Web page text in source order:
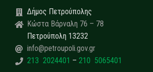
Δήμος Πετρούπολης
Κώστα Βάρναλη 76 – 78
Πετρούπολη 13232
info@petroupoli.gov.gr
213 2024401 – 210 5065401